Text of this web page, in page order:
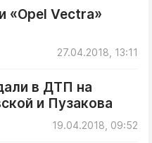
«Opel Vectra»
27.04.2018, 13:11
в ДТП на
и Пузакова
19.04.2018, 09:52